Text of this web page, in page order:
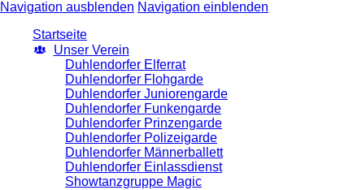
Navigation ausblenden Navigation einblenden
Startseite
Unser Verein
Duhlendorfer Elferrat
Duhlendorfer Flohgarde
Duhlendorfer Juniorengarde
Duhlendorfer Funkengarde
Duhlendorfer Prinzengarde
Duhlendorfer Polizeigarde
Duhlendorfer Männerballett
Duhlendorfer Einlassdienst
Showtanzgruppe Magic